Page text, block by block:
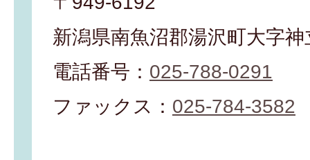
新潟県南魚沼郡湯沢町大字
電話番号： 025-788-0291
ファックス： 025-784-3582